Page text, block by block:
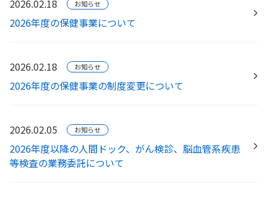
2026.02.18 お知らせ
2026年度の保健事業について
2026.02.18 お知らせ
2026年度の保健事業の制度変更について
2026.02.05 お知らせ
2026年度以降の人間ドック、がん検診、脳血管系疾患
等検査の業務委託について